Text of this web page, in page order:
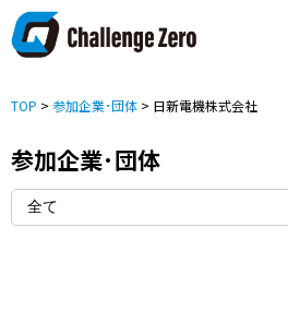
TOP > 参加企業･団体 > 日新電機株式会社
参加企業･団体